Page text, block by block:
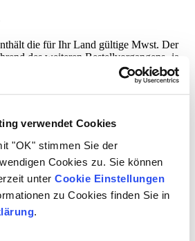
verwendet Cookies
"OK" stimmen Sie der
Cookies zu. Sie können
unter Cookie Einstellungen
zu Cookies finden Sie in
.
die für Ihr Land gültige Mwst. Der
des weiteren Bestellvorgangens -ja